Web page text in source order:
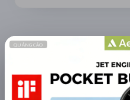
Quạt
mAh